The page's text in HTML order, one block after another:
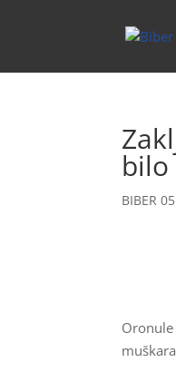
bilo
BIBER 05